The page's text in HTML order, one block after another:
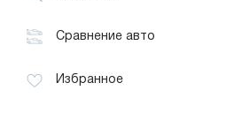
Сравнение авто
Избранное